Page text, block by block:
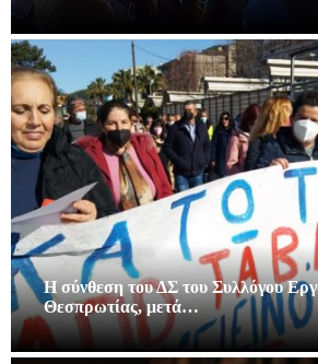
Η σύνθεση του ΔΣ του Συλλόγου
Θεσπρωτίας, μετά…